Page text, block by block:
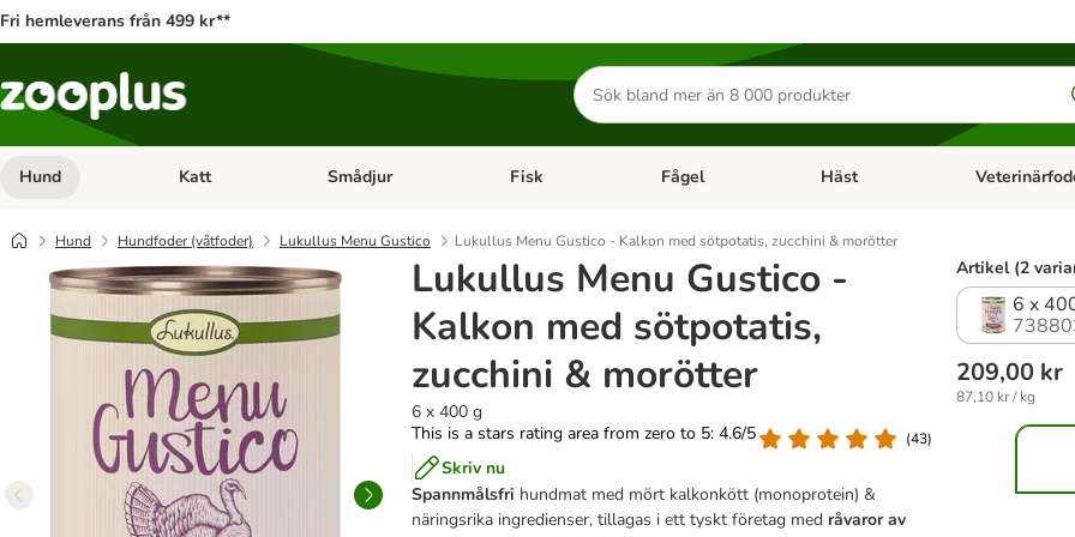
Fri hemleverans från 499 kr**
Sök
efter
produkter
Hund Open category menu: Hund
Katt Open category menu: Katt
Smådjur Open category menu: Smådjur
Fisk Open category menu: Fisk
Fågel Open category menu: Fågel
Häst Open category
Hund Hundfoder (våtfoder) Lukullus Menu Gustico Lukullus Menu Gustico - Kalkon med sötpotatis, zucchini & morötter
Lukullus Menu Gustico -
Kalkon med sötpotatis,
zucchini & morötter
6 x 400 g
This is a stars rating area from zero to 5: 4.6/5
(43)
Skriv nu
Spannmålsfri hundmat med mört kalkonkött (monoprotein) &
näringsrika ingredienser, tillagas i ett tyskt företag med råvaror av
Artikel (2
6 x
209,00 kr
87,10 kr / kg